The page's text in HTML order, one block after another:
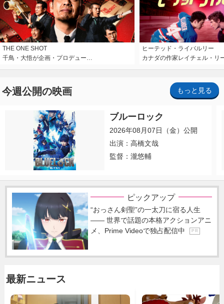
THE ONE SHOT
千鳥・大悟が企画・プロデュー…
ヒーテッド・ライバルリー
カナダの作家レイチェル・リ
今週公開の映画 もっと見る
ブルーロック
2026年08月07日（金）公開
出演：高橋文哉
監督：瀧悠輔
ピックアップ
“おっさん剣聖”の一太刀に宿る人生
―― 世界で話題の本格アクションアニ
メ、Prime Videoで独占配信中
P R
最新ニュース